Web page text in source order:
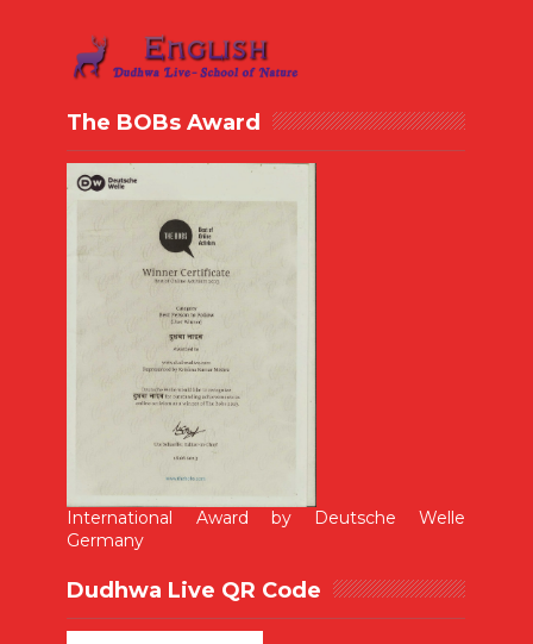
The BOBs Award
International Award by Deutsche Welle
Germany
Dudhwa Live QR Code